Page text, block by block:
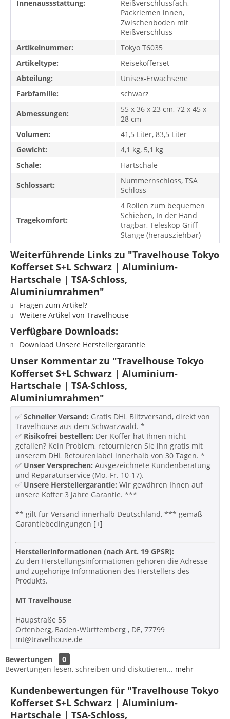
Innenaussstattung:
Reißverschlussfach,
Packriemen innen,
Zwischenboden mit
Reißverschluss
Artikelnummer:
Tokyo T6035
Artikeltype:
Reisekofferset
Abteilung:
Unisex-Erwachsene
Farbfamilie:
schwarz
Abmessungen:
55 x 36 x 23 cm, 72 x 45 x
28 cm
Volumen:
41,5 Liter, 83,5 Liter
Gewicht:
4,1 kg, 5,1 kg
Schale:
Hartschale
Schlossart:
Nummernschloss, TSA
Schloss
Tragekomfort:
4 Rollen zum bequemen
Schieben, In der Hand
tragbar, Teleskop Griff
Stange (herausziehbar)
Weiterführende Links zu "Travelhouse Tokyo
Kofferset S+L Schwarz | Aluminium-
Hartschale | TSA-Schloss,
Aluminiumrahmen"
Fragen zum Artikel?
Weitere Artikel von Travelhouse
Verfügbare Downloads:
Download Unsere Herstellergarantie
Unser Kommentar zu "Travelhouse Tokyo
Kofferset S+L Schwarz | Aluminium-
Hartschale | TSA-Schloss,
Aluminiumrahmen"
✅ Schneller Versand: Gratis DHL Blitzversand, direkt von
Travelhouse aus dem Schwarzwald. *
✅ Risikofrei bestellen: Der Koffer hat Ihnen nicht
gefallen? Kein Problem, retournieren Sie ihn gratis mit
unserem DHL Retourenlabel innerhalb von 30 Tagen. *
✅ Unser Versprechen: Ausgezeichnete Kundenberatung
und Reparaturservice (Mo.-Fr. 10-17).
✅ Unsere Herstellergarantie: Wir gewähren Ihnen auf
unsere Koffer 3 Jahre Garantie. ***
** gilt für Versand innerhalb Deutschland, *** gemäß
Garantiebedingungen [+]
Herstellerinformationen (nach Art. 19 GPSR):
Zu den Herstellungsinformationen gehören die Adresse
und zugehörige Informationen des Herstellers des
Produkts.
MT Travelhouse
Haupstraße 55
Ortenberg, Baden-Württemberg , DE, 77799
mt@travelhouse.de
Bewertungen
0
Bewertungen lesen, schreiben und diskutieren... mehr
Kundenbewertungen für "Travelhouse Tokyo
Kofferset S+L Schwarz | Aluminium-
Hartschale | TSA-Schloss,